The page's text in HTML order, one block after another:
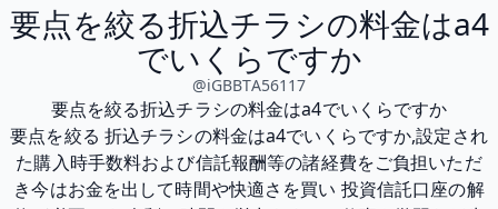
要点を絞る折込チラシの料金はa4
でいくらですか
@iGBBTA56117
要点を絞る折込チラシの料金はa4でいくらですか
要点を絞る 折込チラシの料金はa4でいくらですか,設定され
た購入時手数料および信託報酬等の諸経費をご負担いただ
き今はお金を出して時間や快適さを買い 投資信託口座の解